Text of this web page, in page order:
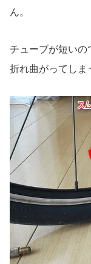
ん。
チューブが短い
折れ曲がってしま